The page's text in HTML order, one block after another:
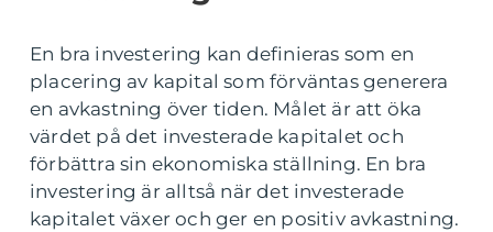
En bra investering kan definieras som en
placering av kapital som förväntas generera
en avkastning över tiden. Målet är att öka
värdet på det investerade kapitalet och
förbättra sin ekonomiska ställning. En bra
investering är alltså när det investerade
kapitalet växer och ger en positiv avkastning.